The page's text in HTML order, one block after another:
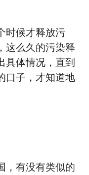
时候才释放污
这么久的污染释
具体情况，直到
口子，才知道地
，有没有类似的